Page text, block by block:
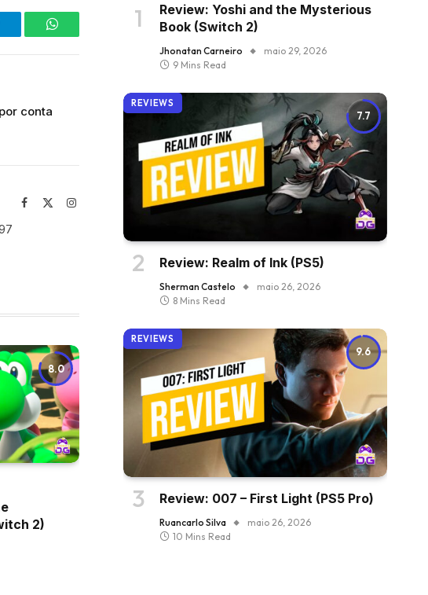
WhatsApp
conta
Facebook Instagram
8.0
2)
Review: Yoshi and the Mysterious
Book (Switch 2)
Jhonatan Carneiro
maio 29, 2026
9 Mins Read
7.7
REVIEWS
Review: Realm of Ink (PS5)
Sherman Castelo
maio 26, 2026
8 Mins Read
9.6
REVIEWS
Review: 007 – First Light (PS5 Pro)
Ruancarlo Silva
maio 26, 2026
10 Mins Read